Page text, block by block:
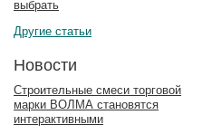
выбрать
Другие статьи
Новости
Строительные смеси торговой
марки ВОЛМА становятся
интерактивными